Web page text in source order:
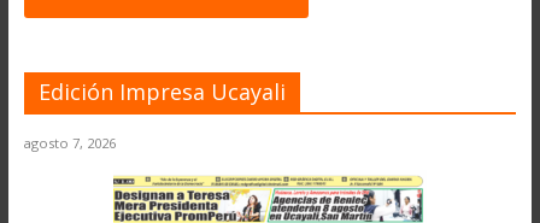
Edición Impresa Ucayali
agosto 7, 2026